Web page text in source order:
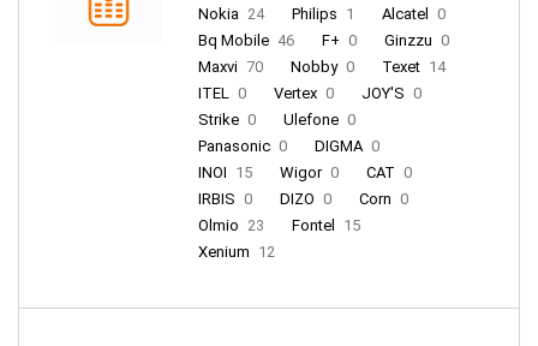
Nokia 24 Philips 1 Alcatel
0
Bq Mobile 46 F+ 0 Ginzzu 0
Maxvi 70 Nobby 0 Texet 14
ITEL 0 Vertex 0 JOY'S 0
Strike 0 Ulefone 0
Panasonic 0 DIGMA 0
INOI 15 Wigor 0 CAT 0
IRBIS 0 DIZO 0 Corn 0
Olmio 23 Fontel
15
Xenium 12